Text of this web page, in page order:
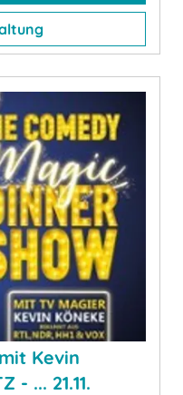
Kevin
- ... 21.11.